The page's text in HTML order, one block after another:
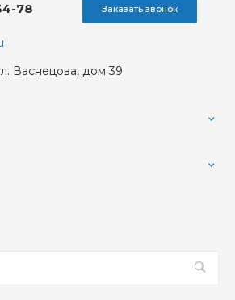
78 Заказать звонок
Васнецова, дом 39